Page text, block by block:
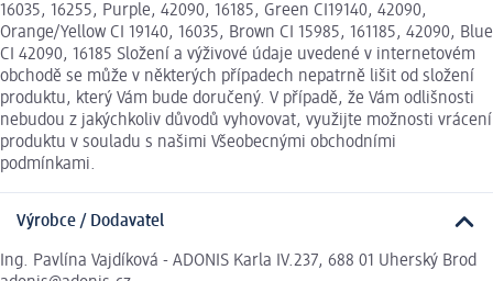
16035, 16255, Purple, 42090, 16185, Green CI19140, 42090,
Orange/Yellow CI 19140, 16035, Brown CI 15985, 161185, 42090, Blue
CI 42090, 16185 Složení a výživové údaje uvedené v internetovém
obchodě se může v některých případech nepatrně lišit od složení
produktu, který Vám bude doručený. V případě, že Vám odlišnosti
nebudou z jakýchkoliv důvodů vyhovovat, využijte možnosti vrácení
produktu v souladu s našimi Všeobecnými obchodními
podmínkami.
Výrobce / Dodavatel
Ing. Pavlína Vajdíková - ADONIS Karla IV.237, 688 01 Uherský Brod